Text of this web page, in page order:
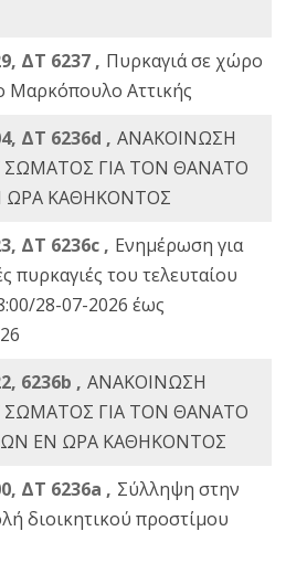
ΔΤ 6237 , Πυρκαγιά σε χώρο
Μαρκόπουλο Αττικής
ΔΤ 6236d , ΑΝΑΚΟΙΝΩΣΗ
ΣΩΜΑΤΟΣ ΓΙΑ ΤΟΝ ΘΑΝΑΤΟ
ΩΡΑ ΚΑΘΗΚΟΝΤΟΣ
ΔΤ 6236c , Ενημέρωση για
πυρκαγιές του τελευταίου
28-07-2026 έως
6236b , ΑΝΑΚΟΙΝΩΣΗ
ΣΩΜΑΤΟΣ ΓΙΑ ΤΟΝ ΘΑΝΑΤΟ
ΕΝ ΩΡΑ ΚΑΘΗΚΟΝΤΟΣ
ΔΤ 6236a , Σύλληψη στην
διοικητικού προστίμου